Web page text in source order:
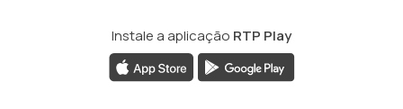
Instale a aplicação RTP Play